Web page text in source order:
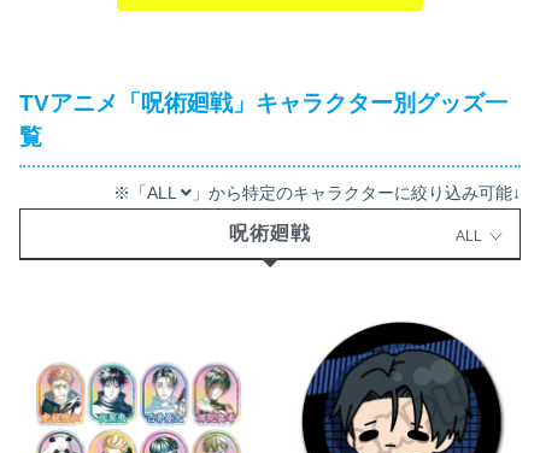
TVアニメ「呪術廻戦」キャラクター別グッズ一
覧
※「ALL 」から特定のキャラクターに絞り込み可能↓
呪術廻戦 ALL